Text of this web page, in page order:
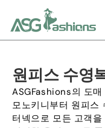
원피스 수영
ASGFashions의 도
모노키니부터 원피스
터넥으로 모든 고객